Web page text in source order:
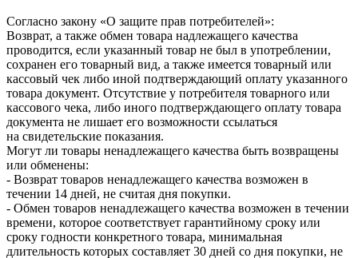
Согласно закону «О защите прав потребителей»:
Возврат, а также обмен товара надлежащего качества
проводится, если указанный товар не был в употреблении,
сохранен его товарный вид, а также имеется товарный или
кассовый чек либо иной подтверждающий оплату указанного
товара документ. Отсутствие у потребителя товарного или
кассового чека, либо иного подтверждающего оплату товара
документа не лишает его возможности ссылаться
на свидетельские показания.
Могут ли товары ненадлежащего качества быть возвращены
или обменены:
- Возврат товаров ненадлежащего качества возможен в
течении 14 дней, не считая дня покупки.
- Обмен товаров ненадлежащего качества возможен в течении
времени, которое соответствует гарантийному сроку или
сроку годности конкретного товара, минимальная
длительность которых составляет 30 дней со дня покупки, не